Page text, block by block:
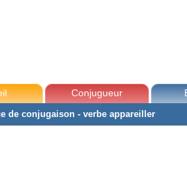
Conjugueur
de conjugaison - verbe appareiller